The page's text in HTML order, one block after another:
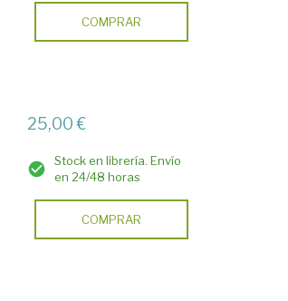
COMPRAR
25,00 €
Stock en librería. Envío
en 24/48 horas
COMPRAR